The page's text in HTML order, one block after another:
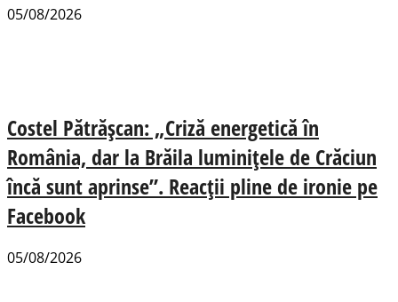
05/08/2026
Costel Pătrășcan: „Criză energetică în
România, dar la Brăila luminițele de Crăciun
încă sunt aprinse”. Reacții pline de ironie pe
Facebook
05/08/2026